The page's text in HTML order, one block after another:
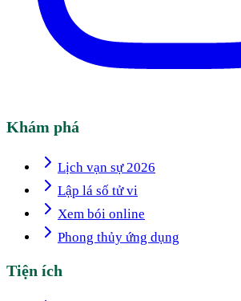
Khám phá
Lịch vạn sự 2026
Lập lá số tử vi
Xem bói online
Phong thủy ứng dụng
Tiện ích